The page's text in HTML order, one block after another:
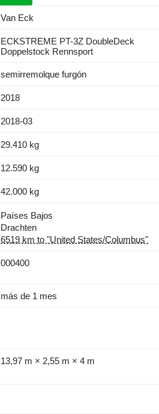
Van Eck
ECKSTREME PT-3Z DoubleDeck
Doppelstock Rennsport
semirremolque furgón
2018
2018-03
29.410 kg
12.590 kg
42.000 kg
Países Bajos
Drachten
6519 km to "United States/Columbus"
000400
más de 1 mes
13,97 m × 2,55 m × 4 m